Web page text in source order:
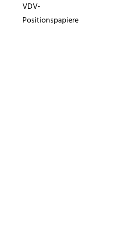
VDV-
Positionspapiere